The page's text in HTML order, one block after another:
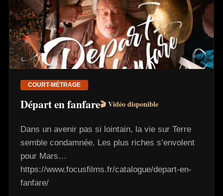
COURT-MÉTRAGE
Départ en fanfare🎬 Vidéo disponible
Dans un avenir pas si lointain, la vie sur Terre
semble condamnée. Les plus riches s’envolent
pour Mars…
https://www.focusfilms.fr/catalogue/depart-en-
fanfare/